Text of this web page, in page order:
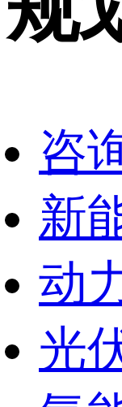
咨
新
动
光